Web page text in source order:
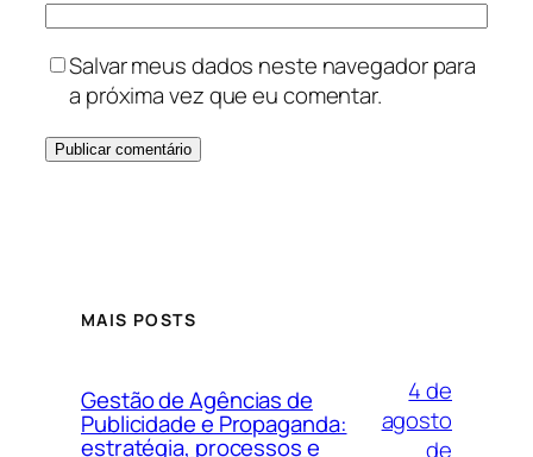
Salvar meus dados neste navegador para
a próxima vez que eu comentar.
MAIS POSTS
Gestão de Agências de
Publicidade e Propaganda:
estratégia, processos e
4 de
agosto
de